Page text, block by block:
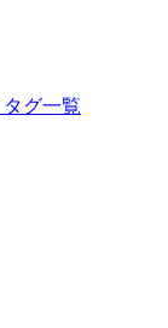
タグ一覧